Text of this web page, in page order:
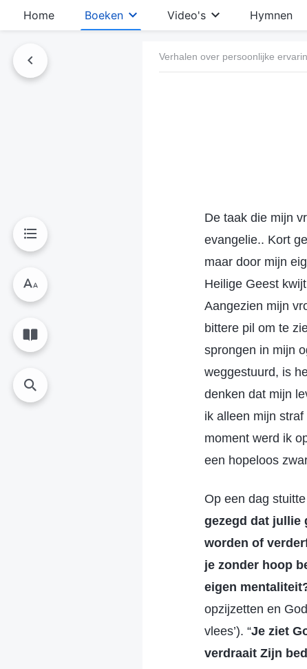
Home Boeken Video's Hymnen
Verhalen over persoonlijke
De taak die mijn
evangelie.. Kort
maar door mijn
Heilige Geest
Aangezien mijn
bittere pil om te
sprongen in mijn
weggestuurd, is
denken dat mijn
ik alleen mijn
moment werd ik
een hopeloos
Op een dag
gezegd dat jullie
worden of
je zonder hoop
eigen
opzijzetten en
vlees’). “Je ziet
verdraait Zijn